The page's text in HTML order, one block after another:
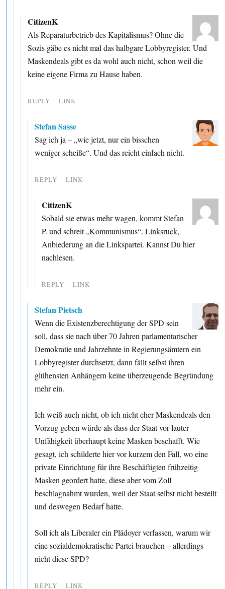
CitizenK
Als Reparaturbetrieb des Kapitalismus? Ohne die
Sozis gäbe es nicht mal das halbgare Lobbyregister. Und
Maskendeals gibt es da wohl auch nicht, schon weil die
keine eigene Firma zu Hause haben.
REPLY LINK
Stefan Sasse
Sag ich ja – „wie jetzt, nur ein bisschen
weniger scheiße“. Und das reicht einfach nicht.
REPLY LINK
CitizenK
Sobald sie etwas mehr wagen, kommt Stefan
P. und schreit „Kommunismus“. Linksruck,
Anbiederung an die Linkspartei. Kannst Du hier
nachlesen.
REPLY LINK
Stefan Pietsch
Wenn die Existenzberechtigung der SPD sein
soll, dass sie nach über 70 Jahren parlamentarischer
Demokratie und Jahrzehnte in Regierungsämtern ein
Lobbyregister durchsetzt, dann fällt selbst ihren
glühensten Anhängern keine überzeugende Begründung
mehr ein.
Ich weiß auch nicht, ob ich nicht eher Maskendeals den
Vorzug geben würde als dass der Staat vor lauter
Unfähigkeit überhaupt keine Masken beschafft. Wie
gesagt, ich schilderte hier vor kurzem den Fall, wo eine
private Einrichtung für ihre Beschäftigten frühzeitig
Masken geordert hatte, diese aber vom Zoll
beschlagnahmt wurden, weil der Staat selbst nicht bestellt
und deswegen Bedarf hatte.
Soll ich als Liberaler ein Plädoyer verfassen, warum wir
eine sozialdemokratische Partei brauchen – allerdings
nicht diese SPD?
REPLY LINK